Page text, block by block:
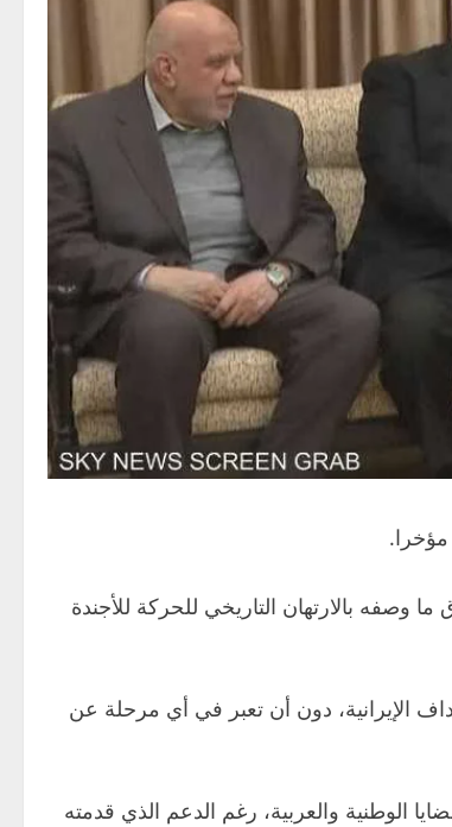
وصفه بالارتهان التاريخي للحركة للأجندة
الإيرانية، دون أن تعبر في أي مرحلة عن
والعربية، رغم الدعم الذي قدمته